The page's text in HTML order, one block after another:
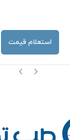
استعلام قیمت